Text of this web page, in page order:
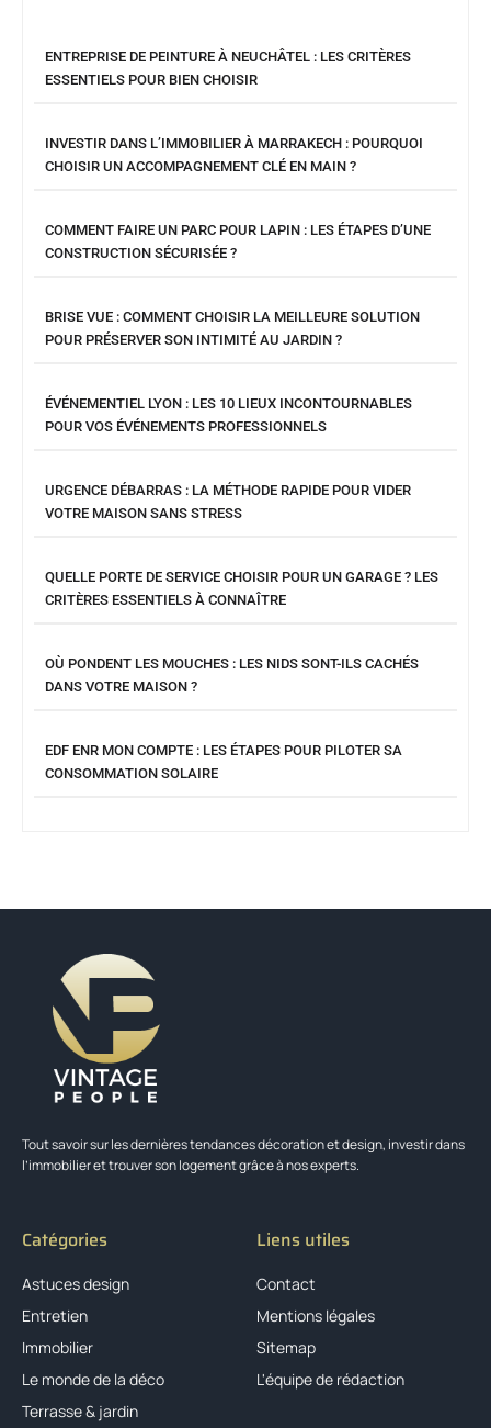
ENTREPRISE DE PEINTURE À NEUCHÂTEL : LES CRITÈRES
ESSENTIELS POUR BIEN CHOISIR
INVESTIR DANS L’IMMOBILIER À MARRAKECH : POURQUOI
CHOISIR UN ACCOMPAGNEMENT CLÉ EN MAIN ?
COMMENT FAIRE UN PARC POUR LAPIN : LES ÉTAPES D’UNE
CONSTRUCTION SÉCURISÉE ?
BRISE VUE : COMMENT CHOISIR LA MEILLEURE SOLUTION
POUR PRÉSERVER SON INTIMITÉ AU JARDIN ?
ÉVÉNEMENTIEL LYON : LES 10 LIEUX INCONTOURNABLES
POUR VOS ÉVÉNEMENTS PROFESSIONNELS
URGENCE DÉBARRAS : LA MÉTHODE RAPIDE POUR VIDER
VOTRE MAISON SANS STRESS
QUELLE PORTE DE SERVICE CHOISIR POUR UN GARAGE ? LES
CRITÈRES ESSENTIELS À CONNAÎTRE
OÙ PONDENT LES MOUCHES : LES NIDS SONT-ILS CACHÉS
DANS VOTRE MAISON ?
EDF ENR MON COMPTE : LES ÉTAPES POUR PILOTER SA
CONSOMMATION SOLAIRE
Tout savoir sur les dernières tendances décoration et design, investir dans
l’immobilier et trouver son logement grâce à nos experts.
Catégories
Astuces design
Entretien
Immobilier
Le monde de la déco
Terrasse & jardin
Liens utiles
Contact
Mentions légales
Sitemap
L'équipe de rédaction